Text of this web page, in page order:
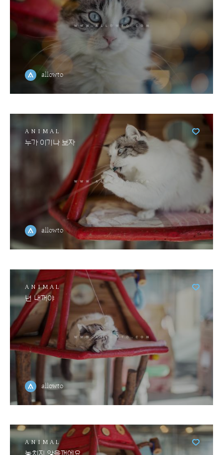
allowto
ANIMAL
누가 이기나 보자
allowto
ANIMAL
넌 내꺼야
allowto
ANIMAL